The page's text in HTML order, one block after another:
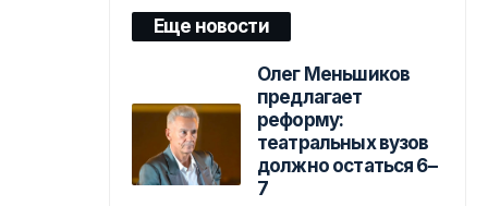
Еще новости
Олег Меньшиков
предлагает
реформу:
театральных вузов
должно остаться 6–
7